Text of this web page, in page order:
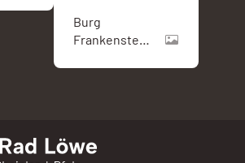
Burg
Frankenstein